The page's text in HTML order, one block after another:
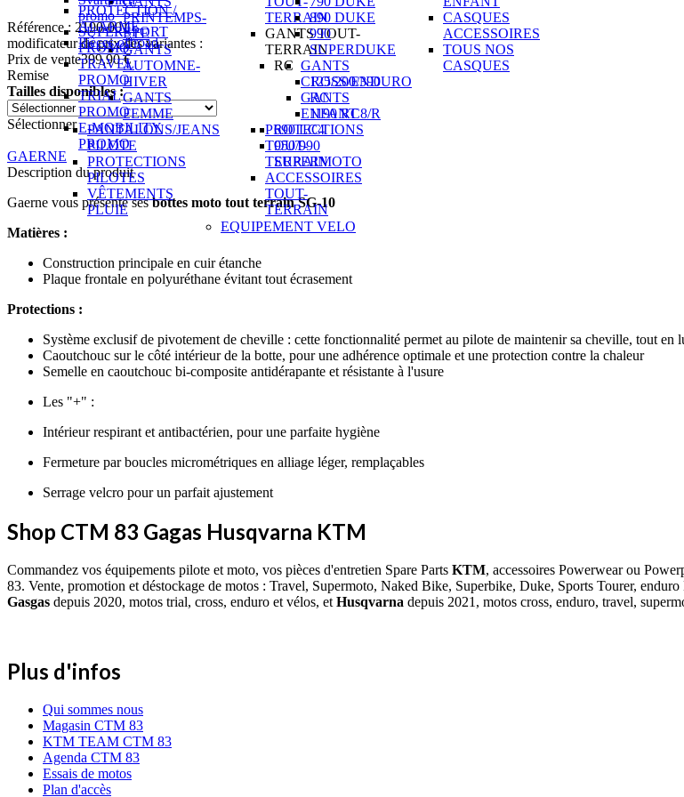
PRINTEMPS-
ETE
GANTS
AUTOMNE-
HIVER
GANTS
FEMME
PANTALONS/JEANS
PILOTE
PROTECTIONS
PILOTES
VÊTEMENTS
PLUIE
TERRAIN
GANTS TOUT-
TERRAIN
GANTS
CROSS/ENDURO
GANTS
ENFANT
PROTECTIONS
TOUT-
TERRAIN
ACCESSOIRES
TOUT-
TERRAIN
EQUIPEMENT VELO
CASQUES
ACCESSOIRES
TOUS NOS
CASQUES
PROTECTION /
ALARME
Pièces offroad
890 DUKE
990
SUPERDUKE
RC
125/200/390
RC
1190 RC8/R
690 LC4
950/990
SUPERMOTO
promo
SUPERSPORT
PROMO
TRAVEL
PROMO
TRIAL
PROMO
E-MOBILITY
PROMO
Référence : 2190-001
modificateur de prix des variantes :
Prix ​​de vente399,90 €
Remise
Tailles disponibles :
Sélectionner
GAERNE
Description du produit
Gaerne vous présente sesbottes moto tout terrain SG-10
Matières :
Construction principale en cuir étanche
Plaque frontale en polyuréthane évitant tout écrasement
Protections :
Système exclusif de pivotement de cheville : cette fonctionnalité permet au pilote de maintenir sa cheville, tout en
Caoutchouc sur le côté intérieur de la botte, pour une adhérence optimale et une protection contre la chaleur
Semelle en caoutchouc bi-composite antidérapante et résistante à l'usure
Les "+" :
Intérieur respirant et antibactérien, pour une parfaite hygiène
Fermeture par boucles micrométriques en alliage léger, remplaçables
Serrage velcro pour un parfait ajustement
Shop CTM 83 Gagas Husqvarna KTM
Commandez vos équipements pilote et moto, vos pièces d'entretien Spare Parts KTM, accessoires Powerwear ou
83. Vente, promotion et déstockage de motos : Travel, Supermoto, Naked Bike, Superbike, Duke, Sports Tourer,
Gasgas depuis 2020, motos trial, cross, enduro et vélos, et Husqvarna depuis 2021, motos cross, enduro, travel,
Plus d'infos
Qui sommes nous
Magasin CTM 83
KTM TEAM CTM 83
Agenda CTM 83
Essais de motos
Plan d'accès